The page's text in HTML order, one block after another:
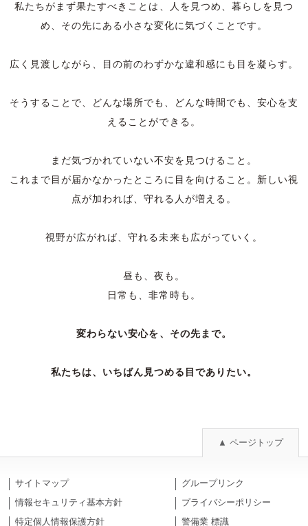
私たちがまず果たすべきことは、人を見つめ、暮らしを見つ
め、その先にある小さな変化に気づくことです。
広く見渡しながら、目の前のわずかな違和感にも目を凝らす。
そうすることで、どんな場所でも、どんな時間でも、安心を支
えることができる。
まだ気づかれていない不安を見つけること。
これまで目が届かなかったところに目を向けること。新しい視
点が加われば、守れる人が増える。
視野が広がれば、守れる未来も広がっていく。
昼も、夜も。
日常も、非常時も。
変わらない安心を、その先まで。
私たちは、いちばん見つめる目でありたい。
▲ ページトップ
サイトマップ
グループリンク
情報セキュリティ基本方針
プライバシーポリシー
特定個人情報保護方針
警備業 標識